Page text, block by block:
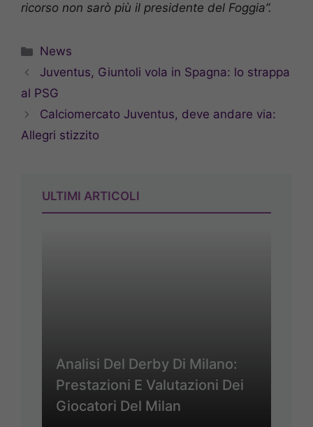
ricorso non sarò più il presidente del Foggia”.
Categorie
News
Juventus, Giuntoli vola in Spagna: lo strappa
al PSG
Calciomercato Juventus, deve andare via:
Allegri stizzito
ULTIMI ARTICOLI
Analisi Del Derby Di Milano:
Prestazioni E Valutazioni Dei
Giocatori Del Milan